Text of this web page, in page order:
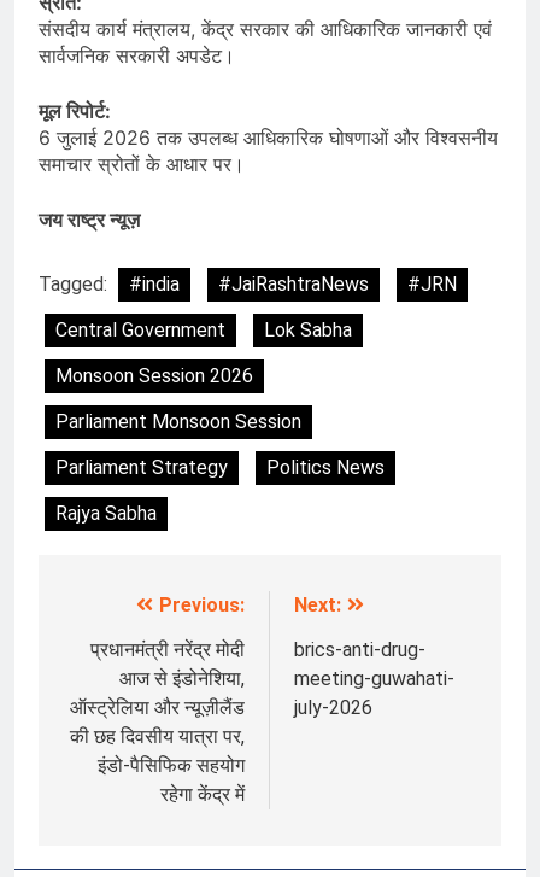
संसदीय कार्य मंत्रालय, केंद्र सरकार की आधिकारिक जानकारी एवं
सार्वजनिक सरकारी अपडेट।
मूल रिपोर्ट:
6 जुलाई 2026 तक उपलब्ध आधिकारिक घोषणाओं और विश्वसनीय
समाचार स्रोतों के आधार पर।
जय राष्ट्र न्यूज़
Tagged: #india #JaiRashtraNews
#JRN
Central Government
Lok Sabha
Monsoon Session 2026
Parliament Monsoon Session
Parliament Strategy
Politics News
Rajya Sabha
navigation
Previous:
प्रधानमंत्री नरेंद्र मोदी
आज से इंडोनेशिया,
ऑस्ट्रेलिया और न्यूज़ीलैंड
की छह दिवसीय यात्रा पर,
इंडो-पैसिफिक सहयोग
रहेगा केंद्र में
Next:
brics-anti-drug-
meeting-guwahati-
july-2026